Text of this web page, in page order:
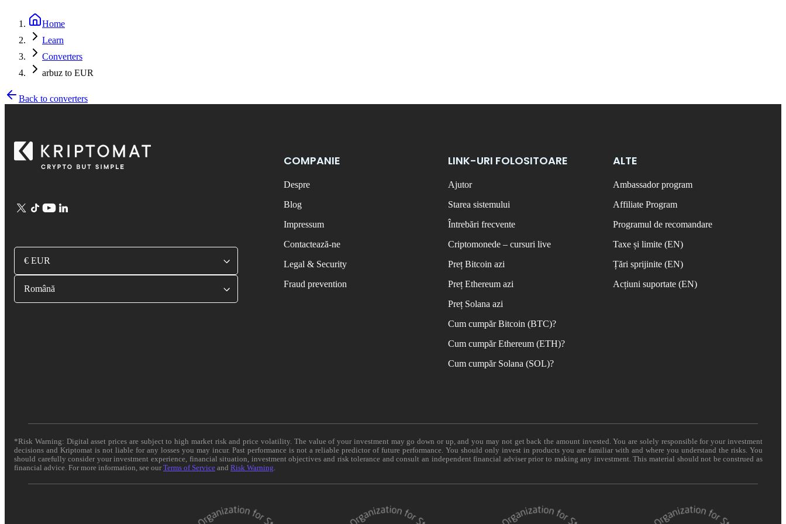
Home
Learn
Converters
arbuz to EUR
Back to converters
€ EUR
Română
COMPANIE
Despre
Blog
Impressum
Contactează-ne
Legal & Security
Fraud prevention
LINK-URI FOLOSITOARE
Ajutor
Starea sistemului
Întrebări frecvente
Criptomonede – cursuri live
Preț Bitcoin azi
Preț Ethereum azi
Preț Solana azi
Cum cumpăr Bitcoin (BTC)?
Cum cumpăr Ethereum (ETH)?
Cum cumpăr Solana (SOL)?
ALTE
Ambassador program
Affiliate Program
Programul de recomandare
Taxe și limite (EN)
Țări sprijinite (EN)
Acțiuni suportate (EN)
*Risk Warning: Digital asset prices are subject to high market risk and price volatility. The value of your investment may go down or up, and you may not get back the amount invested. You are solely responsible for your investment
decisions and Kriptomat is not liable for any losses you may incur. Past performance is not a reliable predictor of future performance. You should only invest in products you are familiar with and where you understand the risks. You
should carefully consider your investment experience, financial situation, investment objectives and risk tolerance and consult an independent financial adviser prior to making any investment. This material should not be construed as
financial advice. For more information, see ourTerms of Service and Risk Warning